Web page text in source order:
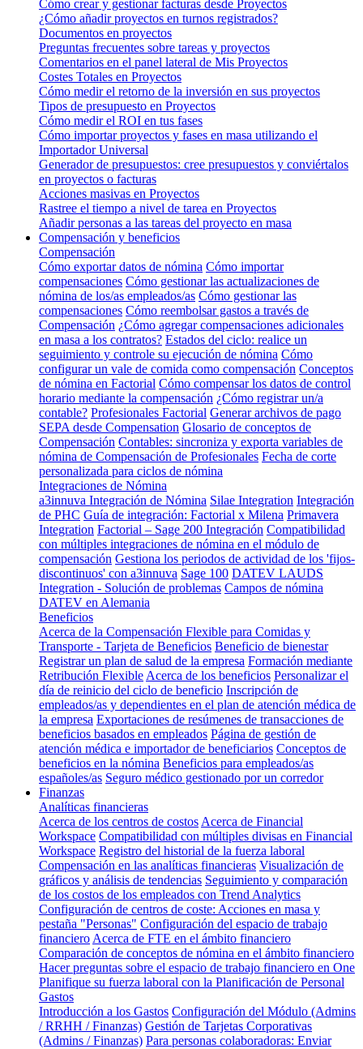
Cómo crear y gestionar facturas desde Proyectos
¿Cómo añadir proyectos en turnos registrados?
Documentos en proyectos
Preguntas frecuentes sobre tareas y proyectos
Comentarios en el panel lateral de Mis Proyectos
Costes Totales en Proyectos
Cómo medir el retorno de la inversión en sus proyectos
Tipos de presupuesto en Proyectos
Cómo medir el ROI en tus fases
Cómo importar proyectos y fases en masa utilizando el
Importador Universal
Generador de presupuestos: cree presupuestos y conviértalos
en proyectos o facturas
Acciones masivas en Proyectos
Rastree el tiempo a nivel de tarea en Proyectos
Añadir personas a las tareas del proyecto en masa
Compensación y beneficios
Compensación
Cómo exportar datos de nómina Cómo importar
compensaciones Cómo gestionar las actualizaciones de
nómina de los/as empleados/as Cómo gestionar las
compensaciones Cómo reembolsar gastos a través de
Compensación ¿Cómo agregar compensaciones adicionales
en masa a los contratos? Estados del ciclo: realice un
seguimiento y controle su ejecución de nómina Cómo
configurar un vale de comida como compensación Conceptos
de nómina en Factorial Cómo compensar los datos de control
horario mediante la compensación ¿Cómo registrar un/a
contable? Profesionales Factorial Generar archivos de pago
SEPA desde Compensation Glosario de conceptos de
Compensación Contables: sincroniza y exporta variables de
nómina de Compensación de Profesionales Fecha de corte
personalizada para ciclos de nómina
Integraciones de Nómina
a3innuva Integración de Nómina Silae Integration Integración
de PHC Guía de integración: Factorial x Milena Primavera
Integration Factorial – Sage 200 Integración Compatibilidad
con múltiples integraciones de nómina en el módulo de
compensación Gestiona los periodos de actividad de los 'fijos-
discontinuos' con a3innuva Sage 100 DATEV LAUDS
Integration - Solución de problemas Campos de nómina
DATEV en Alemania
Beneficios
Acerca de la Compensación Flexible para Comidas y
Transporte - Tarjeta de Beneficios Beneficio de bienestar
Registrar un plan de salud de la empresa Formación mediante
Retribución Flexible Acerca de los beneficios Personalizar el
día de reinicio del ciclo de beneficio Inscripción de
empleados/as y dependientes en el plan de atención médica de
la empresa Exportaciones de resúmenes de transacciones de
beneficios basados en empleados Página de gestión de
atención médica e importador de beneficiarios Conceptos de
beneficios en la nómina Beneficios para empleados/as
españoles/as Seguro médico gestionado por un corredor
Finanzas
Analíticas financieras
Acerca de los centros de costos Acerca de Financial
Workspace Compatibilidad con múltiples divisas en Financial
Workspace Registro del historial de la fuerza laboral
Compensación en las analíticas financieras Visualización de
gráficos y análisis de tendencias Seguimiento y comparación
de los costos de los empleados con Trend Analytics
Configuración de centros de coste: Acciones en masa y
pestaña "Personas" Configuración del espacio de trabajo
financiero Acerca de FTE en el ámbito financiero
Comparación de conceptos de nómina en el ámbito financiero
Hacer preguntas sobre el espacio de trabajo financiero en One
Planifique su fuerza laboral con la Planificación de Personal
Gastos
Introducción a los Gastos Configuración del Módulo (Admins
/ RRHH / Finanzas) Gestión de Tarjetas Corporativas
(Admins / Finanzas) Para personas colaboradoras: Enviar